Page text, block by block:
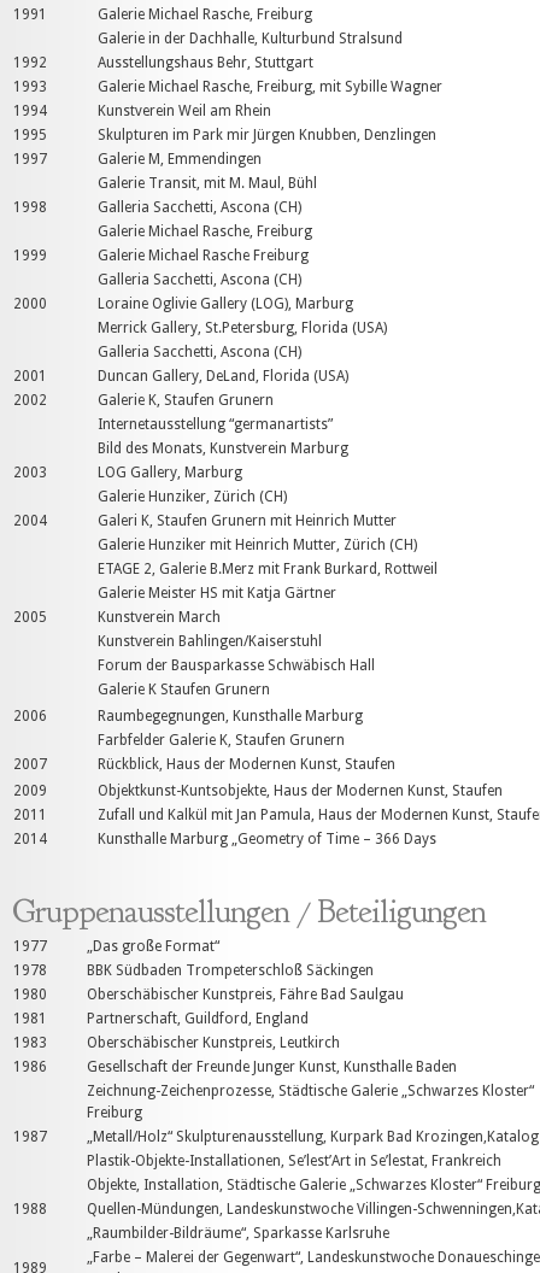
1991
Galerie Michael Rasche, Freiburg
Galerie in der Dachhalle, Kulturbund Stralsund
1992
Ausstellungshaus Behr, Stuttgart
1993
Galerie Michael Rasche, Freiburg, mit Sybille Wagner
1994
Kunstverein Weil am Rhein
1995
Skulpturen im Park mir Jürgen Knubben, Denzlingen
1997
Galerie M, Emmendingen
Galerie Transit, mit M. Maul, Bühl
1998
Galleria Sacchetti, Ascona (CH)
Galerie Michael Rasche, Freiburg
1999
Galerie Michael Rasche Freiburg
Galleria Sacchetti, Ascona (CH)
2000
Loraine Oglivie Gallery (LOG), Marburg
Merrick Gallery, St.Petersburg, Florida (USA)
Galleria Sacchetti, Ascona (CH)
2001
Duncan Gallery, DeLand, Florida (USA)
2002
Galerie K, Staufen Grunern
Internetausstellung “germanartists”
Bild des Monats, Kunstverein Marburg
2003
LOG Gallery, Marburg
Galerie Hunziker, Zürich (CH)
2004
Galeri K, Staufen Grunern mit Heinrich Mutter
Galerie Hunziker mit Heinrich Mutter, Zürich (CH)
ETAGE 2, Galerie B.Merz mit Frank Burkard, Rottweil
Galerie Meister HS mit Katja Gärtner
2005
Kunstverein March
Kunstverein Bahlingen/Kaiserstuhl
Forum der Bausparkasse Schwäbisch Hall
Galerie K Staufen Grunern
2006
Raumbegegnungen, Kunsthalle Marburg
Farbfelder Galerie K, Staufen Grunern
2007
Rückblick, Haus der Modernen Kunst, Staufen
2009
Objektkunst-Kuntsobjekte, Haus der Modernen Kunst, Staufen
2011
Zufall und Kalkül mit Jan Pamula, Haus der Modernen Kunst,
2014
Kunsthalle Marburg „Geometry of Time – 366 Days
Gruppenausstellungen / Beteiligungen
1977
„Das große Format“
1978
BBK Südbaden Trompeterschloß Säckingen
1980
Oberschäbischer Kunstpreis, Fähre Bad Saulgau
1981
Partnerschaft, Guildford, England
1983
Oberschäbischer Kunstpreis, Leutkirch
1986
Gesellschaft der Freunde Junger Kunst, Kunsthalle Baden
Zeichnung-Zeichenprozesse, Städtische Galerie „Schwarzes Kloster“
Freiburg
1987
„Metall/Holz“ Skulpturenausstellung, Kurpark Bad Krozingen,Katalog
Plastik-Objekte-Installationen, Se’lest’Art in Se’lestat, Frankreich
Objekte, Installation, Städtische Galerie „Schwarzes Kloster“ Freiburg
1988
Quellen-Mündungen, Landeskunstwoche Villingen-
„Raumbilder-Bildräume“, Sparkasse Karlsruhe
1989
„Farbe – Malerei der Gegenwart“, Landeskunstwoche